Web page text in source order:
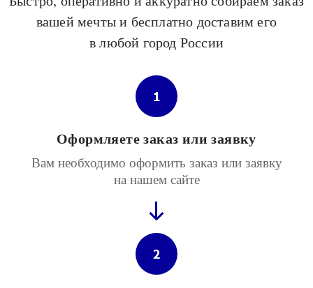
вашей мечты и бесплатно доставим его
в любой город России
1
Оформляете заказ или заявку
Вам необходимо оформить заказ или заявку
на нашем сайте
2